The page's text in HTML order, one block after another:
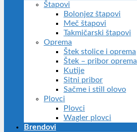
Štapovi
Bolonjez štapovi
Meč štapovi
Takmičarski štapovi
Oprema
Štek stolice i oprema
Štek – pribor oprema
Kutije
Sitni pribor
Sačme i still olovo
Plovci
Plovci
Wagler plovci
Brendovi